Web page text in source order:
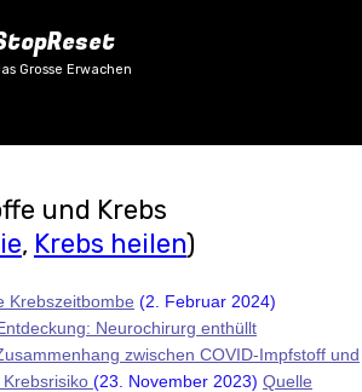
Grosse Erwachen
und Krebs
, Krebs heilen)
Krebszeitbombe (2. Februar 2024)
Neurochirurg enthüllt
zwischen COVID-Impfstoff und
(23. November 2023) Quelle